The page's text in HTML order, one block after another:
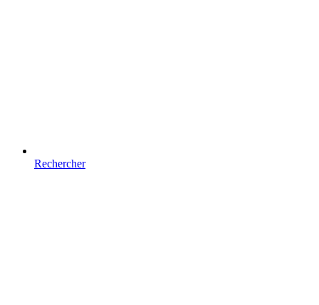
Rechercher